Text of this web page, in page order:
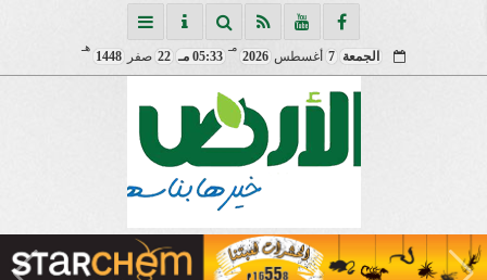
الجمعة 7 أغسطس 2026
مـ
05:33 مـ 22 صفر 1448
هـ